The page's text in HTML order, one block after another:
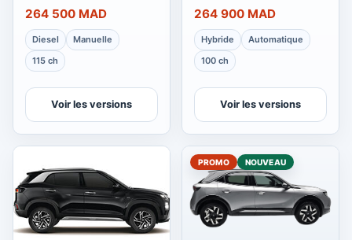
264 500 MAD
Diesel
Manuelle
115 ch
Voir les versions
264 900 MAD
Hybride
Automatique
100 ch
Voir les versions
PROMO NOUVEAU